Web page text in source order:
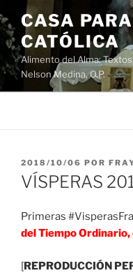
Saltar
al
contenido
CASA
CATÓLICA
Alimento del Alma:
Nelson Medina, O.P.
PUBLICADO
EL
2018/10/06 POR
VÍSPERAS
Primeras
del Tiempo Ordinario,
[REPRODUCCIÓN